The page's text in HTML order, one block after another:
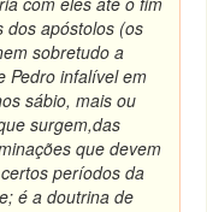
dos apóstolos (os
sobretudo a
Pedro infalível em
sábio, mais ou
surgem,das
que devem
períodos da
é a doutrina de